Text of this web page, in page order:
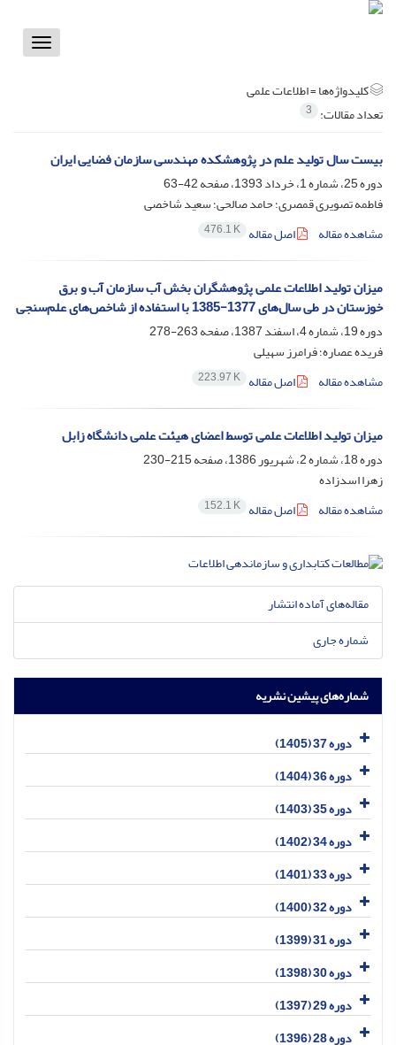
Toggle
کلیدواژه‌ها =اطلاعات علمی
تعداد مقالات: 3
بیست سال تولید علم در پژوهشکده مهندسی سازمان فضایی ایران
دوره 25، شماره 1، خرداد 1393، صفحه
42-63
فاطمه تصویری قمصری؛ حامد صالحی؛ سعید شاخصی
مشاهده مقاله
اصل مقاله 476.1 K
میزان تولید اطلاعات علمی پژوهشگران بخش آب سازمان آب و برق
خوزستان در طی سال‌های 1377-1385 با استفاده از شاخص‌های علم‌سنجی
دوره 19، شماره 4، اسفند 1387، صفحه
263-278
فریده عصاره؛ فرامرز سهیلی
مشاهده مقاله
اصل مقاله 223.97 K
میزان تولید اطلاعات علمی توسط اعضای هیئت علمی دانشگاه زابل
دوره 18، شماره 2، شهریور 1386، صفحه
215-230
زهرا اسدزاده
مشاهده مقاله
اصل مقاله 152.1 K
مقاله‌های آماده انتشار
شماره جاری
شماره‌های پیشین نشریه
دوره 37 (1405)
دوره 36 (1404)
دوره 35 (1403)
دوره 34 (1402)
دوره 33 (1401)
دوره 32 (1400)
دوره 31 (1399)
دوره 30 (1398)
دوره 29 (1397)
دوره 28 (1396)